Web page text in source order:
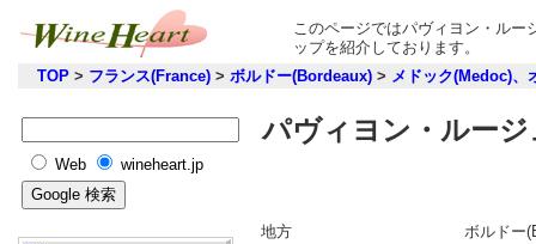
このページではパヴィヨン・ルー
ップを紹介しております。
TOP > フランス(France) > ボルドー(Bordeaux) > メドック(Medoc)、
パヴィヨン・ルー
地方
ボルドー
Web wineheart.jp